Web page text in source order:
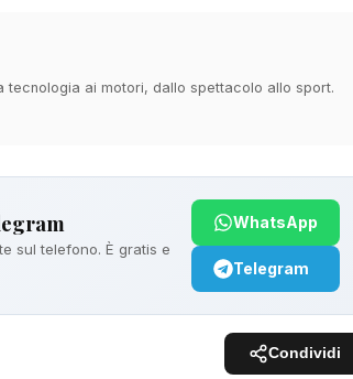
tecnologia ai motori, dallo spettacolo allo sport.
sul telefono. È gratis e
WhatsApp
Telegram
Condividi